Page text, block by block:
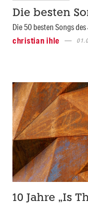
Die besten
Die 50 besten Songs
christian ihle
10 Jahre „Is